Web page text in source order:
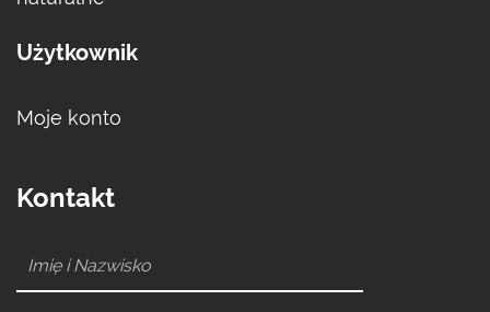
Użytkownik
Moje konto
Kontakt